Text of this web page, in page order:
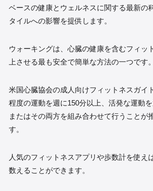
ベースの健康とウェルネスに関する最新の
タイルへの影響を提供します。
ウォーキングは、心臓の健康を含むフィッ
上させる最も安全で簡単な方法の一つです。
米国心臓協会の成人向けフィットネスガイ
程度の運動を週に150分以上、活発な運動を
またはその両方を組み合わせて行うことが
す。
人気のフィットネスアプリや歩数計を使え
数えることができます。